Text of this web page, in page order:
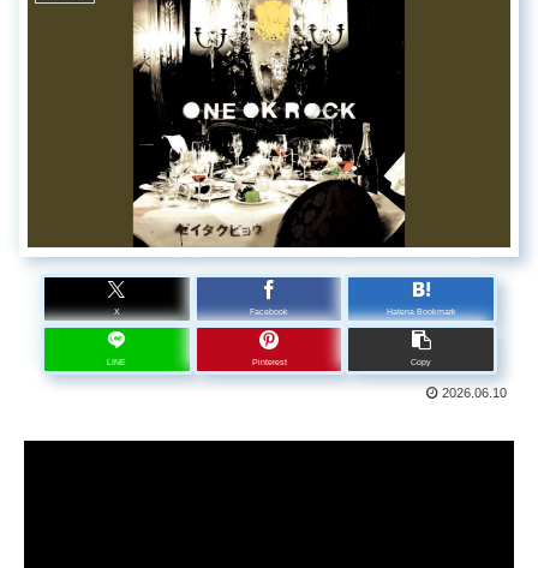
X Facebook Hatena Bookmark
LINE Pinterest Copy
2026.06.10